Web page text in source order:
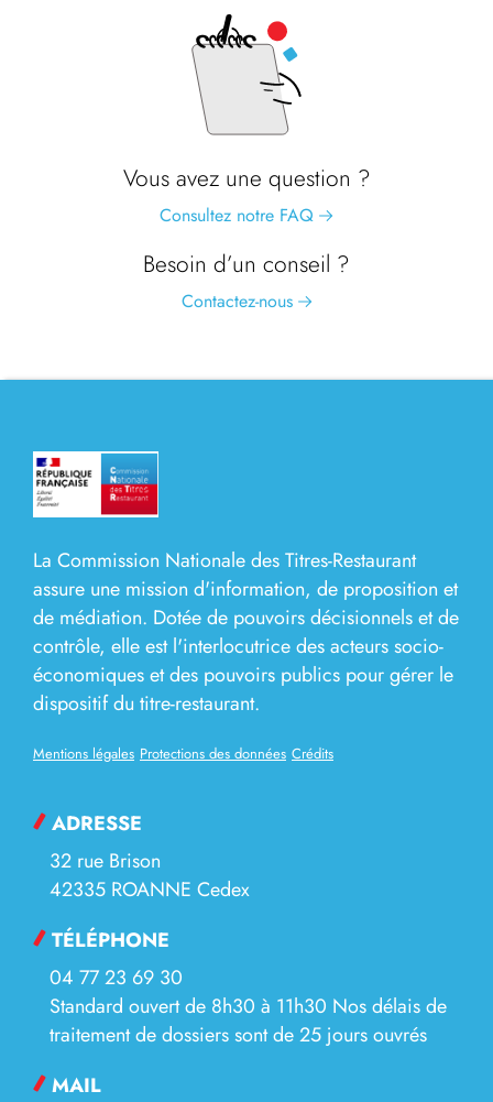
Vous avez une question ?
Consultez notre FAQ
Besoin d’un conseil ?
Contactez-nous
La Commission Nationale des Titres-Restaurant
assure une mission d'information, de proposition et
de médiation. Dotée de pouvoirs décisionnels et de
contrôle, elle est l'interlocutrice des acteurs socio-
économiques et des pouvoirs publics pour gérer le
dispositif du titre-restaurant.
Mentions légales Protections des données Crédits
ADRESSE
32 rue Brison
42335 ROANNE Cedex
TÉLÉPHONE
04 77 23 69 30
Standard ouvert de 8h30 à 11h30 Nos délais de
traitement de dossiers sont de 25 jours ouvrés
MAIL